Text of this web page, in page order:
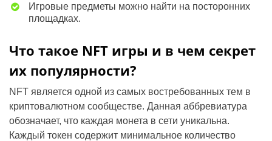
Игровые предметы можно найти на посторонних
площадках.
Что такое NFT игры и в чем секрет
их популярности?
NFT является одной из самых востребованных тем в
криптовалютном сообществе. Данная аббревиатура
обозначает, что каждая монета в сети уникальна.
Каждый токен содержит минимальное количество